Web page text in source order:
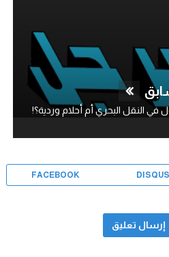
في النقل البحري أم أحلام وردية؟!
DISQUS
FACEBOOK
إرسال تعليق